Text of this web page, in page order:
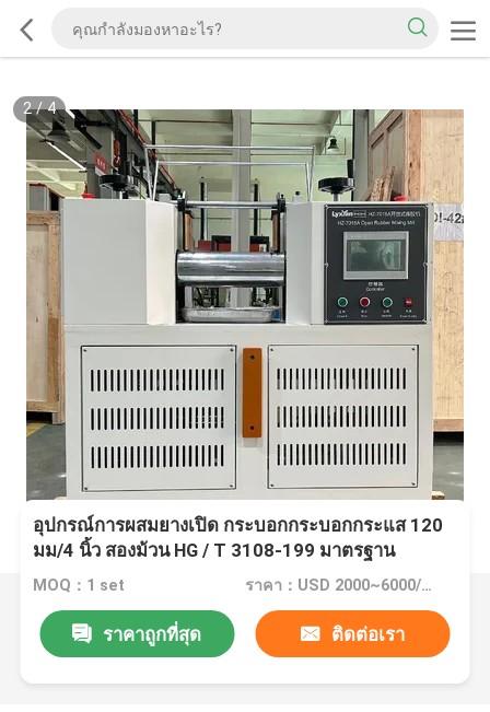
2/4
อุปกรณ์การผสมยางเปิด กระบอกกระบอกกระแส 120
มม/4 นิ้ว สองม้วน HG / T 3108-199 มาตรฐาน
MOQ：1 set ราคา：USD 2000~6000/ per set
ราคาถูกที่สุด ติดต่อเรา